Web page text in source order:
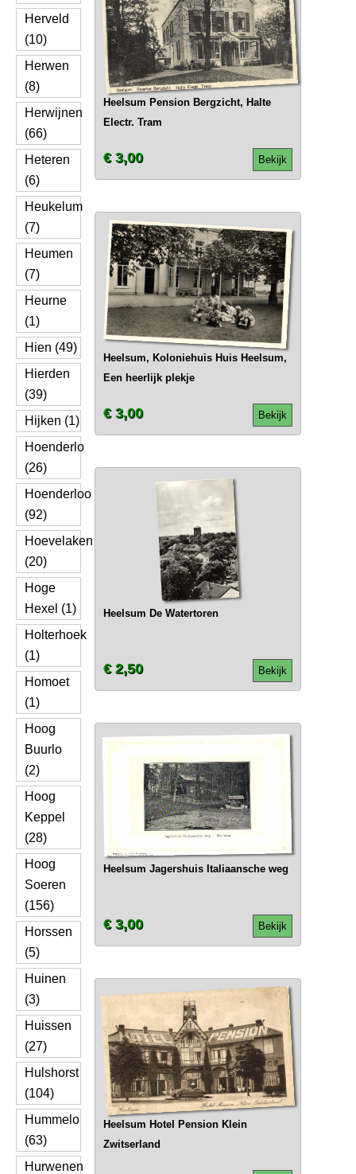
Herveld
(10)
Herwen
(8)
Herwijnen
(66)
Heteren
(6)
Heukelum
(7)
Heumen
(7)
Heurne
(1)
Hien (49)
Hierden
(39)
Hijken (1)
Hoenderlo
(26)
Hoenderloo
(92)
Hoevelaken
(20)
Hoge
Hexel (1)
Holterhoek
(1)
Homoet
(1)
Hoog
Buurlo
(2)
Hoog
Keppel
(28)
Hoog
Soeren
(156)
Horssen
(5)
Huinen
(3)
Huissen
(27)
Hulshorst
(104)
Hummelo
(63)
Hurwenen
Heelsum Pension Bergzicht, Halte
Electr. Tram
Bekijk
€ 3,00
Heelsum, Koloniehuis Huis Heelsum,
Een heerlijk plekje
Bekijk
€ 3,00
Heelsum De Watertoren
Bekijk
€ 2,50
Heelsum Jagershuis Italiaansche weg
Bekijk
€ 3,00
Heelsum Hotel Pension Klein
Zwitserland